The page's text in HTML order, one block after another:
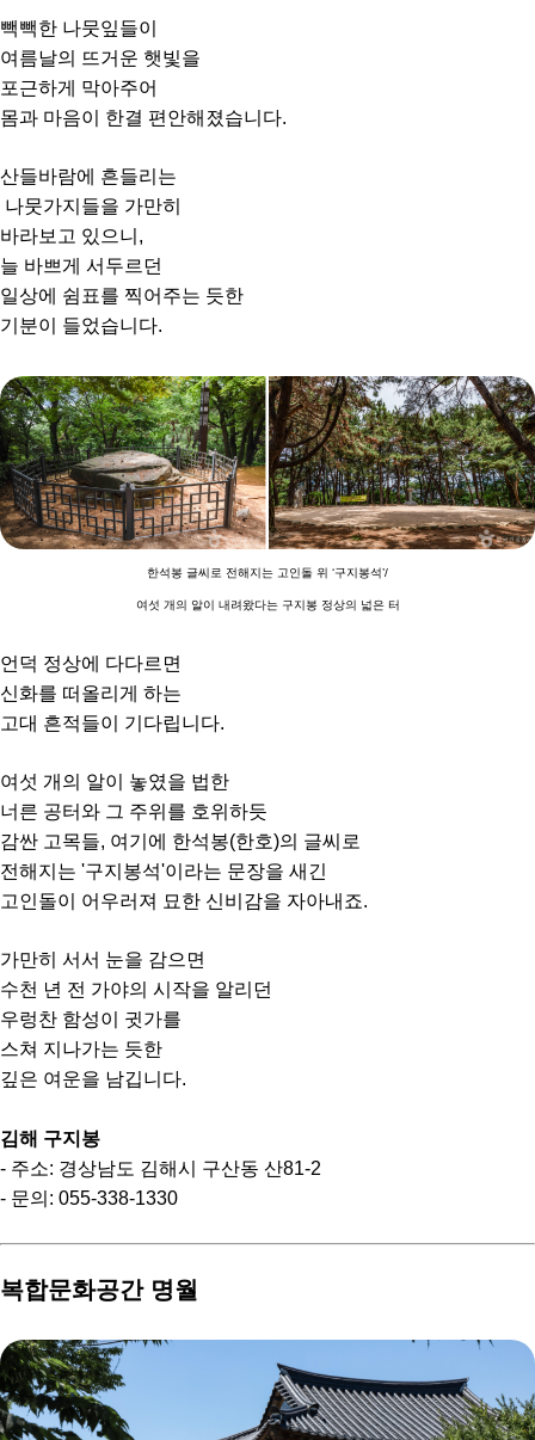
빽빽한 나뭇잎들이
여름날의 뜨거운 햇빛을
포근하게 막아주어
몸과 마음이 한결 편안해졌습니다.
산들바람에 흔들리는
나뭇가지들을 가만히
바라보고 있으니,
늘 바쁘게 서두르던
일상에 쉼표를 찍어주는 듯한
기분이 들었습니다.
한석봉 글씨로 전해지는 고인돌 위 ‘구지봉석’/
여섯 개의 알이 내려왔다는 구지봉 정상의 넓은 터
언덕 정상에 다다르면
신화를 떠올리게 하는
고대 흔적들이 기다립니다.
여섯 개의 알이 놓였을 법한
너른 공터와 그 주위를 호위하듯
감싼 고목들, 여기에 한석봉(한호)의 글씨로
전해지는 '구지봉석'이라는 문장을 새긴
고인돌이 어우러져 묘한 신비감을 자아내죠.
가만히 서서 눈을 감으면
수천 년 전 가야의 시작을 알리던
우렁찬 함성이 귓가를
스쳐 지나가는 듯한
깊은 여운을 남깁니다.
김해 구지봉
- 주소: 경상남도 김해시 구산동 산81-2
- 문의: 055-338-1330
복합문화공간 명월